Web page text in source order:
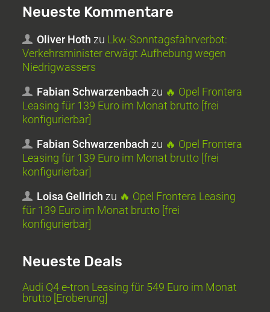
Neueste Kommentare
Oliver Hoth zu Lkw-Sonntagsfahrverbot:
Verkehrsminister erwägt Aufhebung wegen
Niedrigwassers
Fabian Schwarzenbach zu 🔥 Opel Frontera
Leasing für 139 Euro im Monat brutto [frei
konfigurierbar]
Fabian Schwarzenbach zu 🔥 Opel Frontera
Leasing für 139 Euro im Monat brutto [frei
konfigurierbar]
Loisa Gellrich zu 🔥 Opel Frontera Leasing
für 139 Euro im Monat brutto [frei
konfigurierbar]
Neueste Deals
Audi Q4 e-tron Leasing für 549 Euro im Monat
brutto [Eroberung]